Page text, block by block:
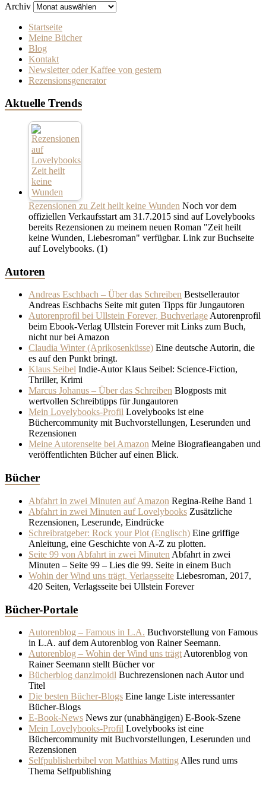
Archiv
Startseite
Meine Bücher
Blog
Kontakt
Newsletter oder Kaffee von gestern
Rezensionsgenerator
Aktuelle Trends
Rezensionen zu Zeit heilt keine Wunden Noch vor dem
offiziellen Verkaufsstart am 31.7.2015 sind auf Lovelybooks
bereits Rezensionen zu meinem neuen Roman "Zeit heilt
keine Wunden, Liebesroman" verfügbar. Link zur Buchseite
auf Lovelybooks. (1)
Autoren
Andreas Eschbach – Über das Schreiben Bestsellerautor
Andreas Eschbachs Seite mit guten Tipps für Jungautoren
Autorenprofil bei Ullstein Forever, Buchverlage Autorenprofil
beim Ebook-Verlag Ullstein Forever mit Links zum Buch,
nicht nur bei Amazon
Claudia Winter (Aprikosenküsse) Eine deutsche Autorin, die
es auf den Punkt bringt.
Klaus Seibel Indie-Autor Klaus Seibel: Science-Fiction,
Thriller, Krimi
Marcus Johanus – Über das Schreiben Blogposts mit
wertvollen Schreibtipps für Jungautoren
Mein Lovelybooks-Profil Lovelybooks ist eine
Büchercommunity mit Buchvorstellungen, Leserunden und
Rezensionen
Meine Autorenseite bei Amazon Meine Biografieangaben und
veröffentlichten Bücher auf einen Blick.
Bücher
Abfahrt in zwei Minuten auf Amazon Regina-Reihe Band 1
Abfahrt in zwei Minuten auf Lovelybooks Zusätzliche
Rezensionen, Leserunde, Eindrücke
Schreibratgeber: Rock your Plot (Englisch) Eine griffige
Anleitung, eine Geschichte von A-Z zu plotten.
Seite 99 von Abfahrt in zwei Minuten Abfahrt in zwei
Minuten – Seite 99 – Lies die 99. Seite in einem Buch
Wohin der Wind uns trägt, Verlagsseite Liebesroman, 2017,
420 Seiten, Verlagsseite bei Ullstein Forever
Bücher-Portale
Autorenblog – Famous in L.A. Buchvorstellung von Famous
in L.A. auf dem Autorenblog von Rainer Seemann.
Autorenblog – Wohin der Wind uns trägt Autorenblog von
Rainer Seemann stellt Bücher vor
Bücherblog danzlmoidl Buchrezensionen nach Autor und
Titel
Die besten Bücher-Blogs Eine lange Liste interessanter
Bücher-Blogs
E-Book-News News zur (unabhängigen) E-Book-Szene
Mein Lovelybooks-Profil Lovelybooks ist eine
Büchercommunity mit Buchvorstellungen, Leserunden und
Rezensionen
Selfpublisherbibel von Matthias Matting Alles rund ums
Thema Selfpublishing